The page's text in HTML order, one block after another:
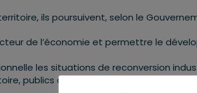
ils poursuivent, selon le
de l’économie et permettre le
les situations de reconversion
publics comme privés pour traduire